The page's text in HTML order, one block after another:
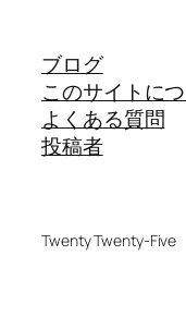
ブログ
このサイトに
よくある質問
投稿者
Twenty Twenty-Five